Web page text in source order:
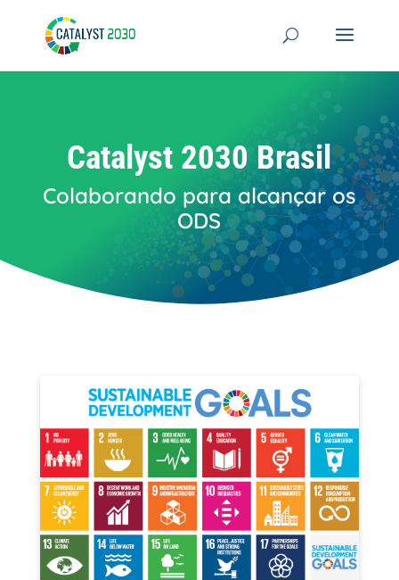
content
Catalyst 2030 Brasil
Colaborando para alcançar os
ODS